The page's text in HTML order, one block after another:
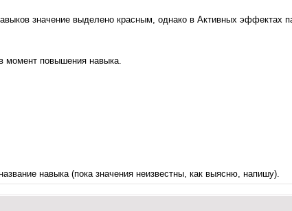
значение выделено красным, однако в Активных эффектах
момент повышения навыка.
навыка (пока значения неизвестны, как выясню, напишу).